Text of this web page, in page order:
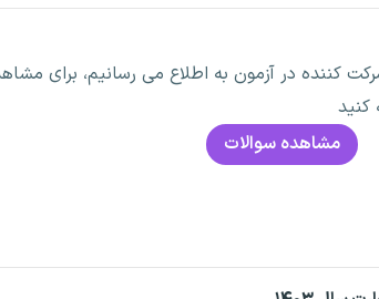
کننده در آزمون به اطلاع می رسانیم، برای
مشاهده سوالات